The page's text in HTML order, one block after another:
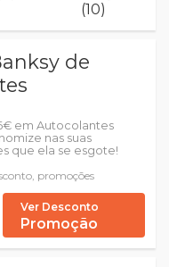
(10)
de
em Autocolantes
nas suas
que ela se esgote!
promoções
Ver Desconto
Promoção